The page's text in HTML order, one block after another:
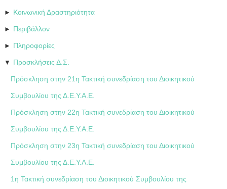
► Κοινωνική Δραστηριότητα
► Περιβάλλον
► Πληροφορίες
▼ Προσκλήσεις Δ.Σ.
Πρόσκληση στην 21η Τακτική συνεδρίαση του Διοικητικού
Συμβουλίου της Δ.Ε.Υ.Α.Ε.
Πρόσκληση στην 22η Τακτική συνεδρίαση του Διοικητικού
Συμβουλίου της Δ.Ε.Υ.Α.Ε.
Πρόσκληση στην 23η Τακτική συνεδρίαση του Διοικητικού
Συμβουλίου της Δ.Ε.Υ.Α.Ε.
1η Τακτική συνεδρίαση του Διοικητικού Συμβουλίου της